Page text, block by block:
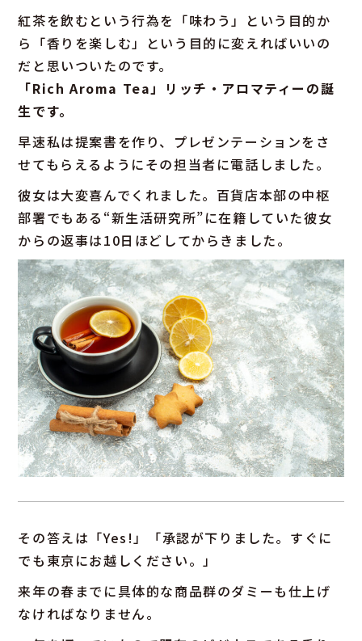
紅茶を飲むという行為を「味わう」という目的か
ら「香りを楽しむ」という目的に変えればいいの
だと思いついたのです。
「Rich Aroma Tea」リッチ・アロマティーの誕
生です。
早速私は提案書を作り、プレゼンテーションをさ
せてもらえるようにその担当者に電話しました。
彼女は大変喜んでくれました。百貨店本部の中枢
部署でもある“新生活研究所”に在籍していた彼女
からの返事は10日ほどしてからきました。
その答えは「Yes!」「承認が下りました。すぐに
でも東京にお越しください。」
来年の春までに具体的な商品群のダミーも仕上げ
なければなりません。